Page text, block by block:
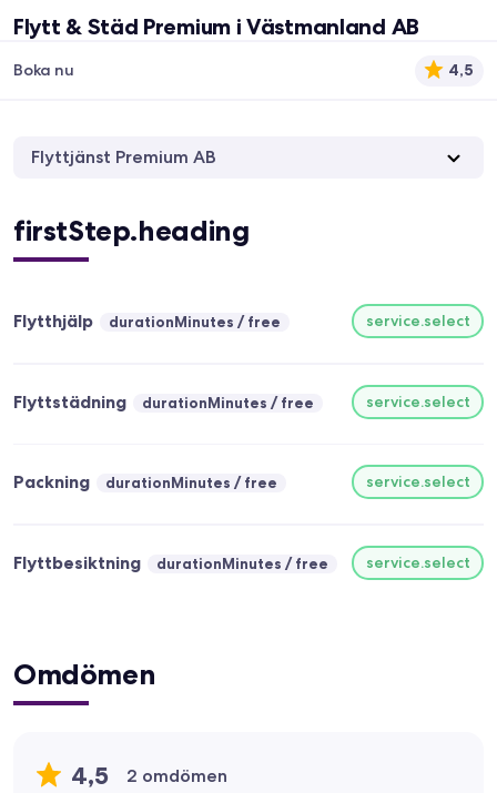
Flytt & Städ Premium i Västmanland AB
Boka nu 4,5
Flyttjänst Premium AB
firstStep.heading
Flytthjälp durationMinutes free service.select
Flyttstädning durationMinutes free service.select
Packning durationMinutes free service.select
Flyttbesiktning durationMinutes free service.select
Omdömen
4,5 2 omdömen